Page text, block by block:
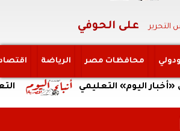
التحرير على الحوفي
محافظات مصر الرياضة
التعليم التعليمي